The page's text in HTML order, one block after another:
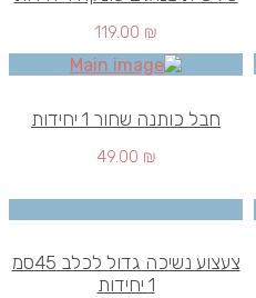
119.00 ₪
חבל כותנה שחור 1 יחידות
49.00 ₪
צעצוע נשיכה גדול לכלב 45סמ
1 יחידות